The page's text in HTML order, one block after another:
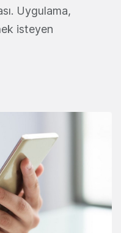
Uygulama,
isteyen